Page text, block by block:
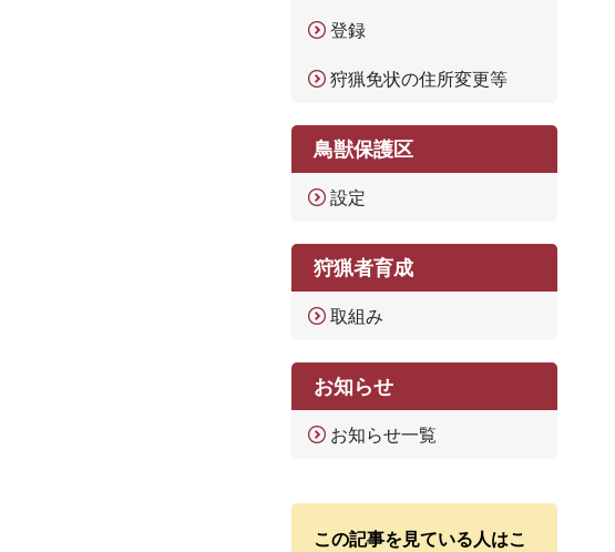
登録
狩猟免状の住所変更等
鳥獣保護区
設定
狩猟者育成
取組み
お知らせ
お知らせ一覧
この記事を見ている人はこ